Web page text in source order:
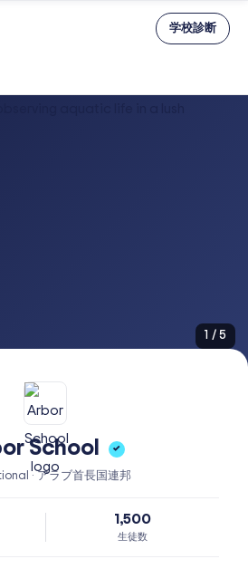
学校診断
1 / 5
School ✓
· アラブ首長国連邦
1,500
生徒数